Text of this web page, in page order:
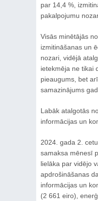
par 14,4 %,
pakalpojumu
Visās minētājās
izmitināšanas un
nozari, vidējā
ietekmēja ne tikai
pieaugums, bet
samazinājums
Labāk atalgotās
informācijas un
2024. gada 2.
samaksa mēnesī
lielāka par vidējo
apdrošināšanas
informācijas un
(2 661 eiro),